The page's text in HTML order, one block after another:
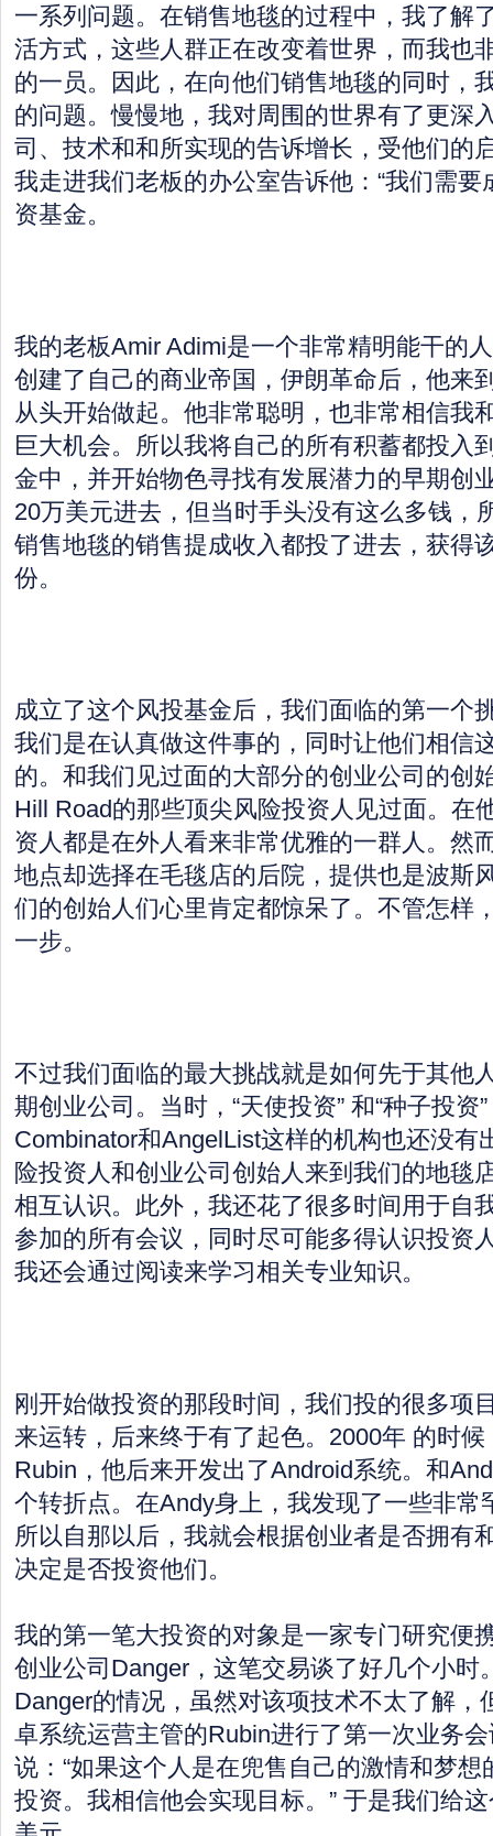
一系列问题。在销售地毯的过程中，我了解
活方式，这些人群正在改变着世界，而我也
的一员。因此，在向他们销售地毯的同时，
的问题。慢慢地，我对周围的世界有了更深
司、技术和和所实现的告诉增长，受他们的
我走进我们老板的办公室告诉他：“我们需
资基金。
我的老板Amir Adimi是一个非常精明能干的
创建了自己的商业帝国，伊朗革命后，他来
从头开始做起。他非常聪明，也非常相信我
巨大机会。所以我将自己的所有积蓄都投入
金中，并开始物色寻找有发展潜力的早期创
20万美元进去，但当时手头没有这么多钱，
销售地毯的销售提成收入都投了进去，获得
份。
成立了这个风投基金后，我们面临的第一个
我们是在认真做这件事的，同时让他们相信
的。和我们见过面的大部分的创业公司的创
Hill Road的那些顶尖风险投资人见过面。在
资人都是在外人看来非常优雅的一群人。然
地点却选择在毛毯店的后院，提供也是波斯
们的创始人们心里肯定都惊呆了。不管怎样
一步。
不过我们面临的最大挑战就是如何先于其他
期创业公司。当时，“天使投资” 和“种子投资
Combinator和AngelList这样的机构也还没有
险投资人和创业公司创始人来到我们的地毯
相互认识。此外，我还花了很多时间用于自
参加的所有会议，同时尽可能多得认识投资
我还会通过阅读来学习相关专业知识。
刚开始做投资的那段时间，我们投的很多项
来运转，后来终于有了起色。2000年 的时
Rubin，他后来开发出了Android系统。和
个转折点。在Andy身上，我发现了一些非常
所以自那以后，我就会根据创业者是否拥有
决定是否投资他们。
我的第一笔大投资的对象是一家专门研究便
创业公司Danger，这笔交易谈了好几个小时
Danger的情况，虽然对该项技术不太了解，
卓系统运营主管的Rubin进行了第一次业务
说：“如果这个人是在兜售自己的激情和梦
投资。我相信他会实现目标。” 于是我们给